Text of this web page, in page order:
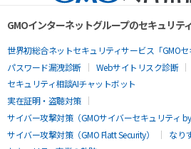
GMOインターネットグループのセキュリテ
世界初総合ネットセキュリティサービス「GMOセ
パスワード漏洩診断
Webサイトリスク診断
セキュリティ相談AIチャットボット
実在証明・盗聴対策
サイバー攻撃対策（GMOサイバーセキュリティ by
サイバー攻撃対策（GMO Flatt Security）
なり